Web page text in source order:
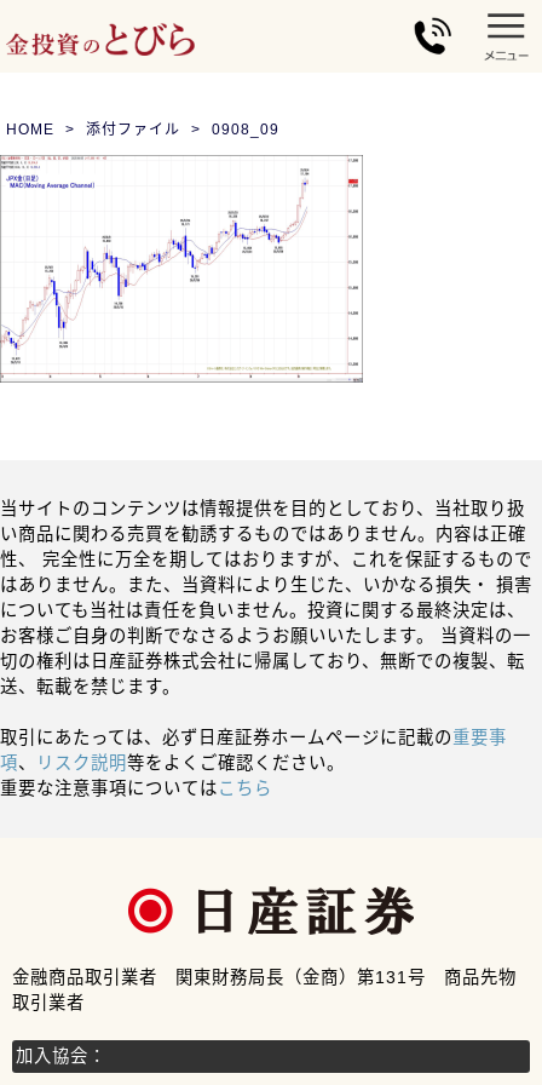
HOME 添付ファイル 0908_09
当サイトのコンテンツは情報提供を目的としており、当社取り扱
い商品に関わる売買を勧誘するものではありません。内容は正確
性、 完全性に万全を期してはおりますが、これを保証するもので
はありません。また、当資料により生じた、いかなる損失・ 損害
についても当社は責任を負いません。投資に関する最終決定は、
お客様ご自身の判断でなさるようお願いいたします。 当資料の一
切の権利は日産証券株式会社に帰属しており、無断での複製、転
送、転載を禁じます。
取引にあたっては、必ず日産証券ホームページに記載の重要事
項、 リスク説明等をよくご確認ください。
重要な注意事項についてはこちら
金融商品取引業者 関東財務局長（金商）第131号 商品先物
取引業者
加入協会：